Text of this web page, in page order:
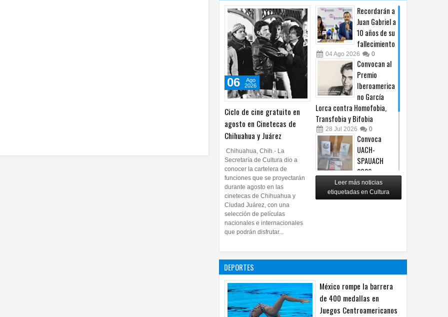
05Ago 2026 0 05Ago 2026
Ciclo de cine gratuito en
agosto en Cinetecas de
Chihuahua y Juárez
06
Ago
2026
Chihuahua, Chih.- La
Secretaría de Cultura dio a
conocer la cartelera de
funciones que se proyectarán
durante agosto en las
cinetecas de Chihuahua y
Ciudad Juárez, con una
selección de películas
nacionales e internacionales
que podrán disfrutar...
Recordarán a
Juan Gabriel a
10 años de su
fallecimiento
04Ago 2026 0
Convocan al
Premio
Iberoamerica
no García
Lorca contra Homofobia,
Transfobia y Bifobia
28 Jul 2026 0
Convoca
UACH-
SPAUACH
2026 a
publicar textos académicos
28 Jul 2026 0
Copian
Leer más noticias
etiquetadas en Cultura
DEPORTES
México rompe la barrera
de 400 medallas en
Juegos Centroamericanos